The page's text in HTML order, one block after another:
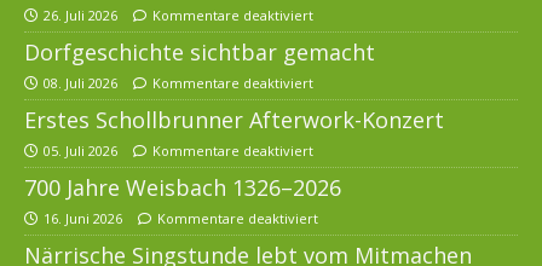
26. Juli 2026 Kommentare deaktiviert
Dorfgeschichte sichtbar gemacht
08. Juli 2026 Kommentare deaktiviert
Erstes Schollbrunner Afterwork-Konzert
05. Juli 2026 Kommentare deaktiviert
700 Jahre Weisbach 1326–2026
16. Juni 2026 Kommentare deaktiviert
Närrische Singstunde lebt vom Mitmachen